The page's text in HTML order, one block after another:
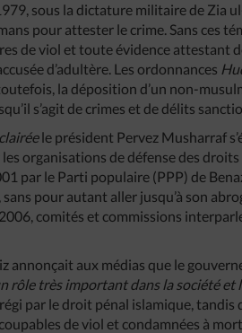
sous la dictature militaire de Zia
pour attester le crime. Sans ces
de viol et toute évidence attestant
d’adultère. Les ordonnances
la déposition d’un non-
s’agit de crimes et de délits
le président Pervez Musharraf
organisations de défense des
par le Parti populaire (PPP) de
pour autant aller jusqu’à son
comités et commissions
annonçait aux médias que le
rôle très important dans la société et
par le droit pénal islamique,
de viol et condamnées à